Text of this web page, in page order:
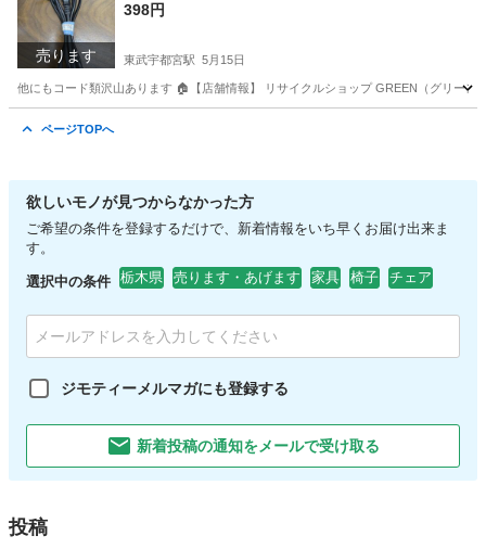
売ります
398円
東武宇都宮駅 5月15日
他にもコード類沢山あります 🏠【店舗情報】 リサイクルショップ GREEN（グリー
ページTOPへ
欲しいモノが見つからなかった方
ご希望の条件を登録するだけで、新着情報をいち早くお届け出来ま
す。
選択中の条件 栃木県 売ります・あげます 家具 椅子 チェア
ジモティーメルマガにも登録する
新着投稿の通知をメールで受け取る
投稿